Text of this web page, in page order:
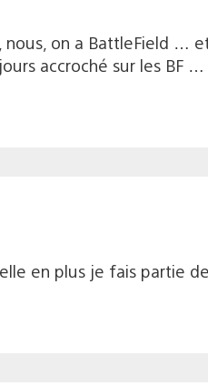
on a BattleField …
accroché sur les BF
en plus je fais partie